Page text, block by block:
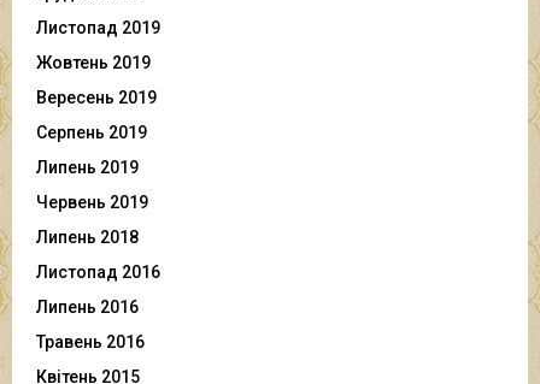
Листопад 2019
Жовтень 2019
Вересень 2019
Серпень 2019
Липень 2019
Червень 2019
Липень 2018
Листопад 2016
Липень 2016
Травень 2016
Квітень 2015